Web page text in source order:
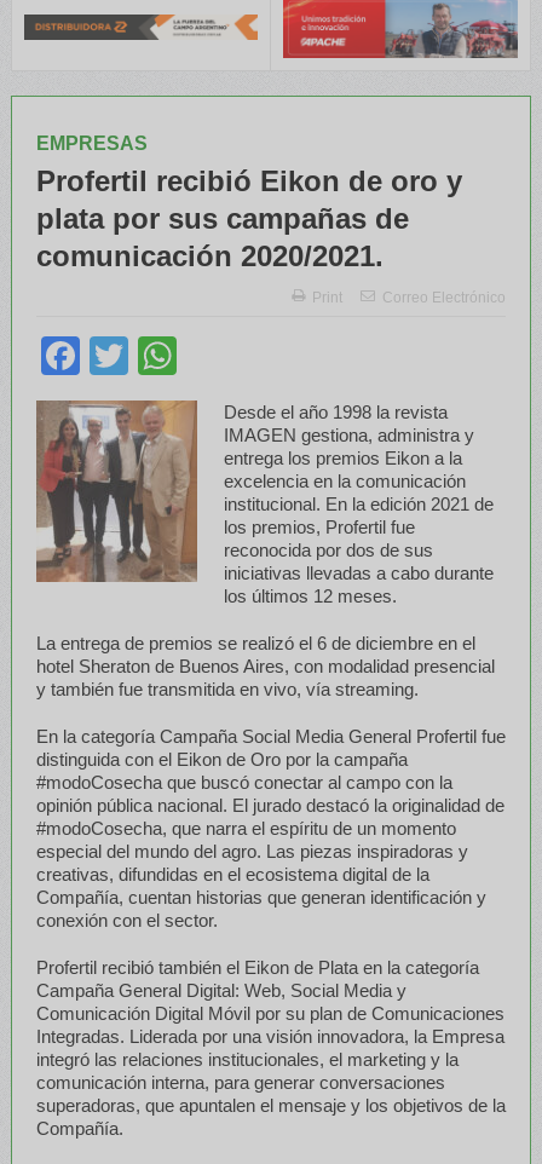
EMPRESAS
Profertil recibió Eikon de oro y
plata por sus campañas de
comunicación 2020/2021.
Print Correo Electrónico
Facebook
Twitter
Desde el año 1998 la revista
IMAGEN gestiona, administra y
entrega los premios Eikon a la
excelencia en la comunicación
institucional. En la edición 2021 de
los premios, Profertil fue
reconocida por dos de sus
iniciativas llevadas a cabo durante
los últimos 12 meses.
La entrega de premios se realizó el 6 de diciembre en el
hotel Sheraton de Buenos Aires, con modalidad presencial
y también fue transmitida en vivo, vía streaming.
En la categoría Campaña Social Media General Profertil fue
distinguida con el Eikon de Oro por la campaña
#modoCosecha que buscó conectar al campo con la
opinión pública nacional. El jurado destacó la originalidad de
#modoCosecha, que narra el espíritu de un momento
especial del mundo del agro. Las piezas inspiradoras y
creativas, difundidas en el ecosistema digital de la
Compañía, cuentan historias que generan identificación y
conexión con el sector.
Profertil recibió también el Eikon de Plata en la categoría
Campaña General Digital: Web, Social Media y
Comunicación Digital Móvil por su plan de Comunicaciones
Integradas. Liderada por una visión innovadora, la Empresa
integró las relaciones institucionales, el marketing y la
comunicación interna, para generar conversaciones
superadoras, que apuntalen el mensaje y los objetivos de la
Compañía.